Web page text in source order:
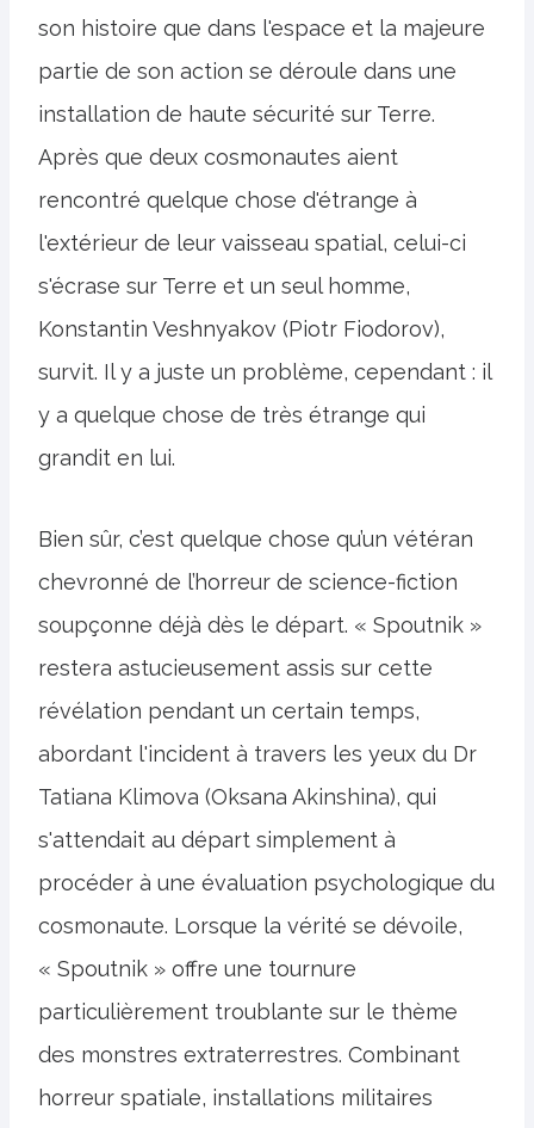
son histoire que dans l'espace et la majeure
partie de son action se déroule dans une
installation de haute sécurité sur Terre.
Après que deux cosmonautes aient
rencontré quelque chose d'étrange à
l'extérieur de leur vaisseau spatial, celui-ci
s'écrase sur Terre et un seul homme,
Konstantin Veshnyakov (Piotr Fiodorov),
survit. Il y a juste un problème, cependant : il
y a quelque chose de très étrange qui
grandit en lui.
Bien sûr, c’est quelque chose qu’un vétéran
chevronné de l’horreur de science-fiction
soupçonne déjà dès le départ. « Spoutnik »
restera astucieusement assis sur cette
révélation pendant un certain temps,
abordant l'incident à travers les yeux du Dr
Tatiana Klimova (Oksana Akinshina), qui
s'attendait au départ simplement à
procéder à une évaluation psychologique du
cosmonaute. Lorsque la vérité se dévoile,
« Spoutnik » offre une tournure
particulièrement troublante sur le thème
des monstres extraterrestres. Combinant
horreur spatiale, installations militaires